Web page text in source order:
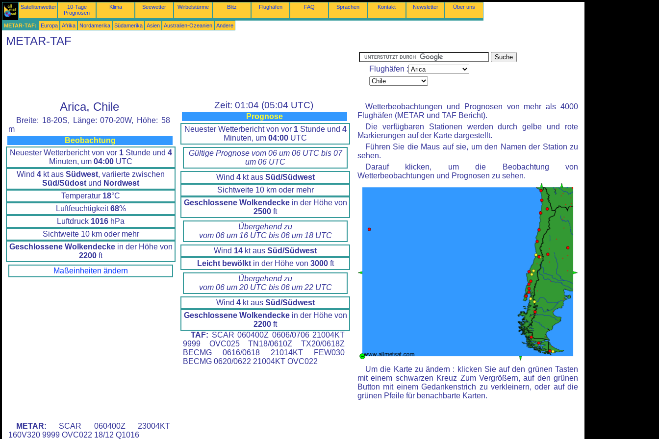
Satellitenwetter
10-Tage
Prognosen
Klima Seewetter Wirbelstürme Blitz Flughäfen FAQ Sprachen Kontakt Newsletter Über uns
METAR-TAF: Europa Afrika Nordamerika Südamerika Asien Australien-Ozeanien Andere
METAR-TAF
Flughäfen :
Arica, Chile
Breite: 18-20S, Länge: 070-20W, Höhe: 58
m
Beobachtung
Neuester Wetterbericht von vor 1Stunde und 4
Minuten, um 04:00 UTC
Wind 4 kt aus Südwest, variierte zwischen
Süd/Südost und Nordwest
Temperatur 18°C
Luftfeuchtigkeit68%
Luftdruck 1016 hPa
Sichtweite 10 km oder mehr
Geschlossene Wolkendeckein der Höhe von
2200 ft
Maßeinheiten ändern
METAR: SCAR 060400Z 23004KT
160V320 9999 OVC022 18/12 Q1016
Zeit: 01:04 (05:04 UTC)
Prognose
Neuester Wetterbericht von vor 1Stunde und 4
Minuten, um 04:00 UTC
Gültige Prognose vom 06 um 06 UTC bis 07
um 06 UTC
Wind 4kt aus Süd/Südwest
Sichtweite 10 km oder mehr
Geschlossene Wolkendeckein der Höhe von
2500 ft
Übergehend zu
vom 06 um 16 UTC bis 06 um 18 UTC
Wind 14 kt aus Süd/Südwest
Leicht bewölktin der Höhe von 3000ft
Übergehend zu
vom 06 um 20 UTC bis 06 um 22 UTC
Wind 4kt aus Süd/Südwest
Geschlossene Wolkendeckein der Höhe von
2200 ft
TAF: SCAR 060400Z 0606/0706 21004KT
9999 OVC025 TN18/0610Z TX20/0618Z
BECMG 0616/0618 21014KT FEW030
BECMG 0620/0622 21004KT OVC022
Wetterbeobachtungen und Prognosen von mehr als 4000
Flughäfen (METAR und TAF Bericht).
Die verfügbaren Stationen werden durch gelbe und rote
Markierungen auf der Karte dargestellt.
Führen Sie die Maus auf sie, um den Namen der Station zu
sehen.
Darauf klicken, um die Beobachtung von
Wetterbeobachtungen und Prognosen zu sehen.
Um die Karte zu ändern : klicken Sie auf den grünen Tasten
mit einem schwarzen Kreuz Zum Vergrößern, auf den grünen
Button mit einem Gedankenstrich zu verkleinern, oder auf die
grünen Pfeile für benachbarte Karten.